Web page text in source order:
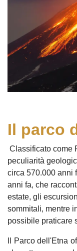
Il parco
Classificato come
peculiarità
circa 570.000 anni
anni fa, che
estate, gli
sommitali, mentre
possibile praticare
Il Parco dell'Etna